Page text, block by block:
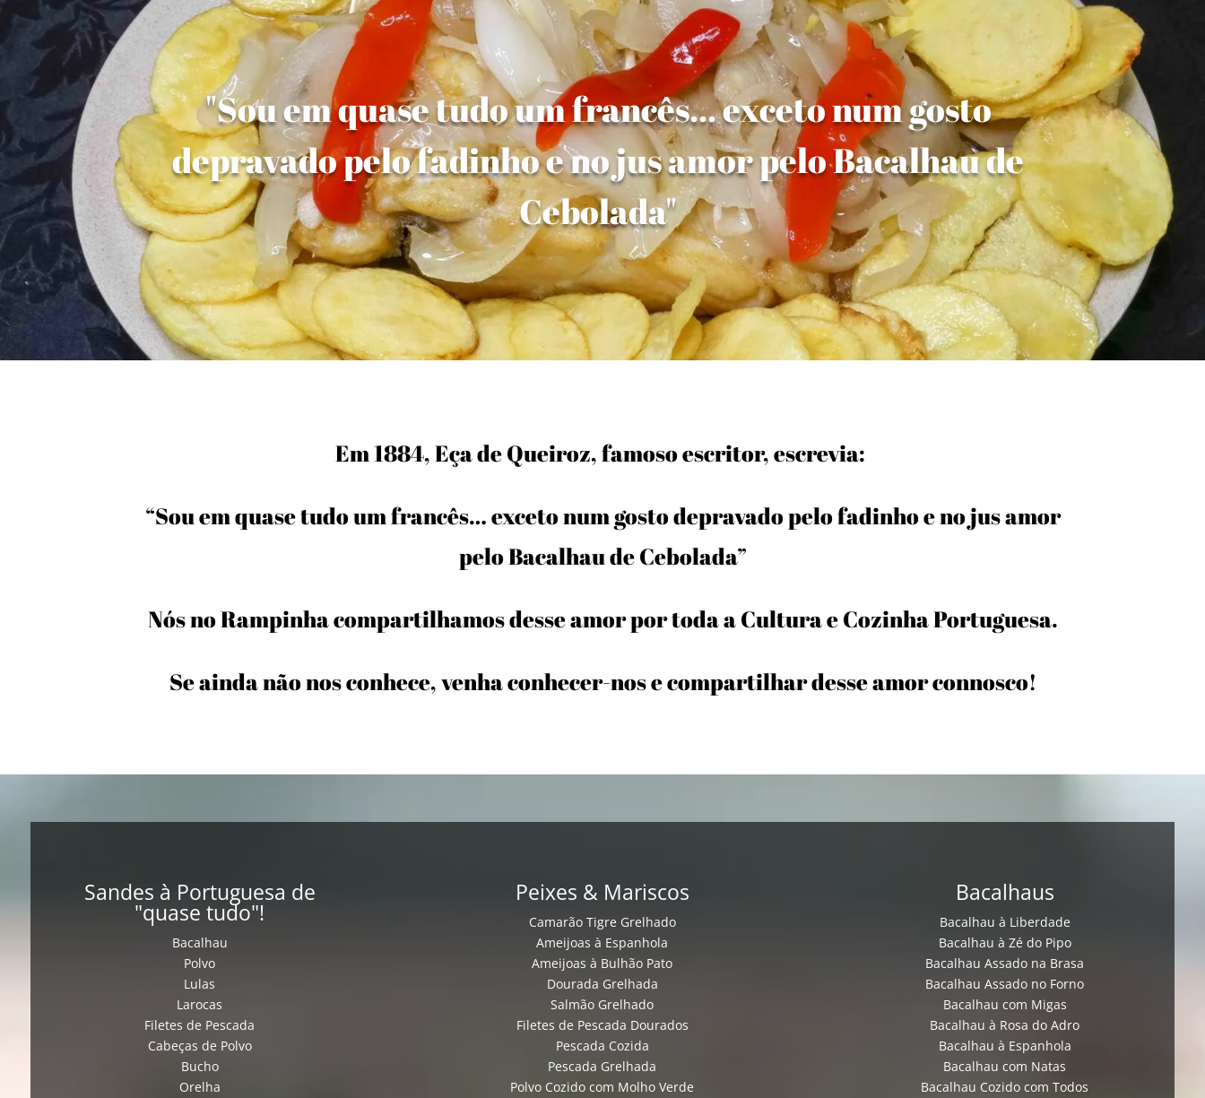
"Sou em quase tudo um francês... exceto num gosto
depravado pelo fadinho e no jus amor pelo Bacalhau de
Cebolada"
Em 1884, Eça de Queiroz, famoso escritor, escrevia:
“Sou em quase tudo um francês… exceto num gosto depravado pelo fadinho e no jus amor
pelo Bacalhau de Cebolada”
Nós no Rampinha compartilhamos desse amor por toda a Cultura e Cozinha Portuguesa.
Se ainda não nos conhece, venha conhecer-nos e compartilhar desse amor connosco!
Sandes à Portuguesa de
"quase tudo"!
Bacalhau
Polvo
Lulas
Larocas
Filetes de Pescada
Cabeças de Polvo
Bucho
Orelha
Peixes & Mariscos
Camarão Tigre Grelhado
Ameijoas à Espanhola
Ameijoas à Bulhão Pato
Dourada Grelhada
Salmão Grelhado
Filetes de Pescada Dourados
Pescada Cozida
Pescada Grelhada
Polvo Cozido com Molho Verde
Bacalhaus
Bacalhau à Liberdade
Bacalhau à Zé do Pipo
Bacalhau Assado na Brasa
Bacalhau Assado no Forno
Bacalhau com Migas
Bacalhau à Rosa do Adro
Bacalhau à Espanhola
Bacalhau com Natas
Bacalhau Cozido com Todos